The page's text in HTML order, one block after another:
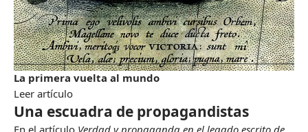
La primera vuelta al mundo
Leer artículo
Una escuadra de propagandistas